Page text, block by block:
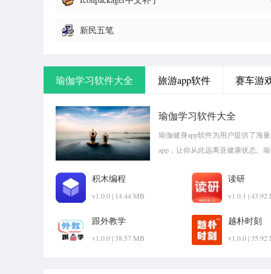
新民五笔
瑜伽学习软件大全 旅游app软件 赛车游
瑜伽学习软件大全
瑜伽健身app软件为用户提供了海
app，让你从此远离亚健康状态。
积木编程
v1.0.0 | 14.44 MB
读研
v1.0.1 | 43.92
跟外教学
v1.0.0 | 38.57 MB
越朴时刻
v1.0.0 | 35.92